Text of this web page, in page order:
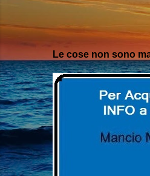
Le cose non sono